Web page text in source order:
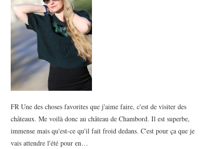
FR Une des choses favorites que j'aime faire, c'est de visiter des
châteaux. Me voilà donc au château de Chambord. Il est superbe,
immense mais qu'est-ce qu'il fait froid dedans. C'est pour ça que je
vais attendre l'été pour en…